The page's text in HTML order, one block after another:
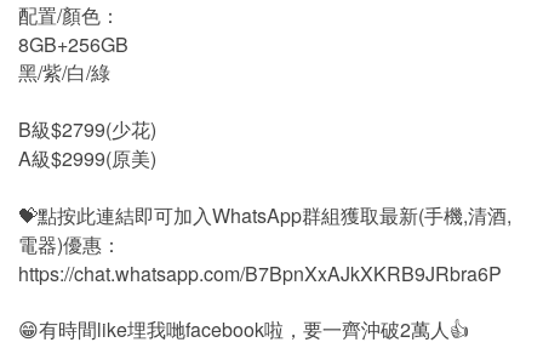
配置/顏色：
8GB+256GB
黑/紫/白/綠
B級$2799(少花)
A級$2999(原美)
💝點按此連結即可加入WhatsApp群組獲取最新(手機,清酒,
電器)優惠：
https://chat.whatsapp.com/B7BpnXxAJkXKRB9JRbra6P
😁有時間like埋我哋facebook啦，要一齊沖破2萬人👍